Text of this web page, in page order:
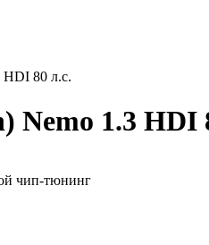
HDI 80 л.с.
Nemo 1.3 HDI
чип-тюнинг